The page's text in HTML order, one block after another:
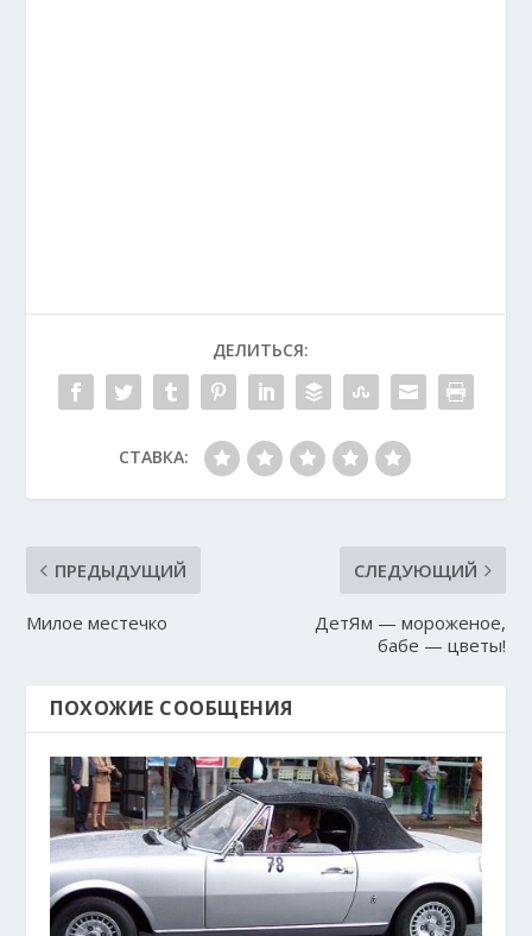
ДЕЛИТЬСЯ:
СТАВКА:
ПРЕДЫДУЩИЙ
Милое местечко
СЛЕДУЮЩИЙ
ДетЯм — мороженое,
бабе — цветы!
ПОХОЖИЕ СООБЩЕНИЯ